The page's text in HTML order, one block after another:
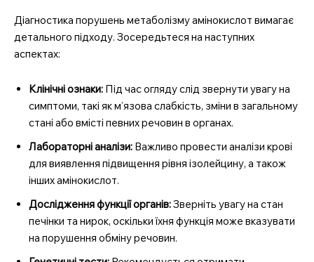
Діагностика порушень метаболізму амінокислот вимагає
детального підходу. Зосередьтеся на наступних
аспектах:
Клінічні ознаки: Під час огляду слід звернути увагу на
симптоми, такі як м’язова слабкість, зміни в загальному
стані або вмісті певних речовин в органах.
Лабораторні аналізи: Важливо провести аналізи крові
для виявлення підвищення рівня ізолейцину, а також
інших амінокислот.
Дослідження функції органів:Зверніть увагу на стан
печінки та нирок, оскільки їхня функція може вказувати
на порушення обміну речовин.